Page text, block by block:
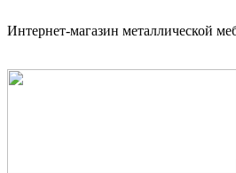
Интернет-магазин металлической